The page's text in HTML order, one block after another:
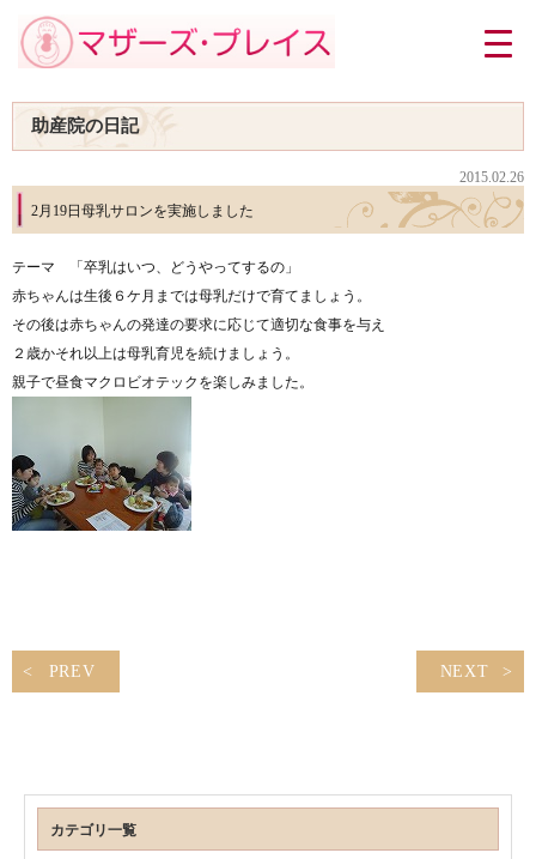
助産院の日記
2015.02.26
2月19日母乳サロンを実施しました
テーマ 「卒乳はいつ、どうやってするの」
赤ちゃんは生後６ケ月までは母乳だけで育てましょう。
その後は赤ちゃんの発達の要求に応じて適切な食事を与え
２歳かそれ以上は母乳育児を続けましょう。
親子で昼食マクロビオテックを楽しみました。
PREV NEXT
カテゴリ一覧